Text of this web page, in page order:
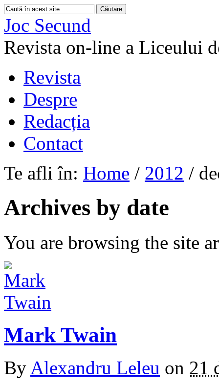
Joc Secund
Revista on-line a Liceului
Revista
Despre
Redacția
Contact
Te afli în: Home / 2012 /
Archives by date
You are browsing the site
Mark Twain
By Alexandru Leleu on 21